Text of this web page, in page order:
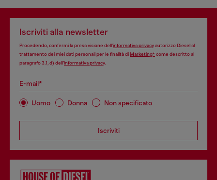
Iscriviti alla newsletter
Procedendo, confermi la presa visione dell’informativa privacyautorizzo Diesel al
trattamento dei miei dati personali per le finalità diMarketing*come descritto al
paragrafo 3.1, d) dell’informativa privacy.
E-mail*
Uomo Donna Non specificato
Iscriviti